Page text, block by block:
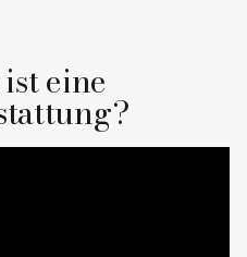
eine